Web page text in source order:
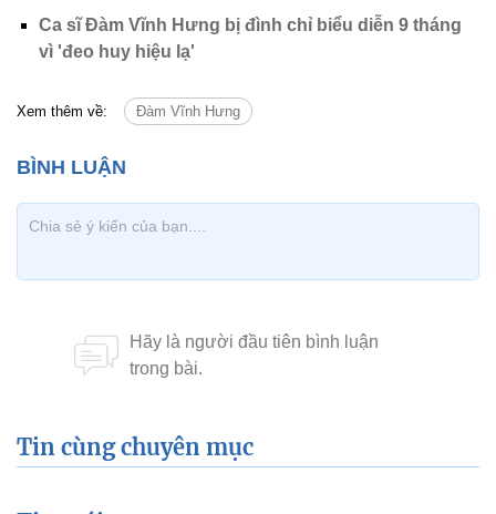
Ca sĩ Đàm Vĩnh Hưng bị đình chỉ biểu diễn 9 tháng
vì 'đeo huy hiệu lạ'
Xem thêm về: Đàm Vĩnh Hưng
Tin cùng chuyên mục